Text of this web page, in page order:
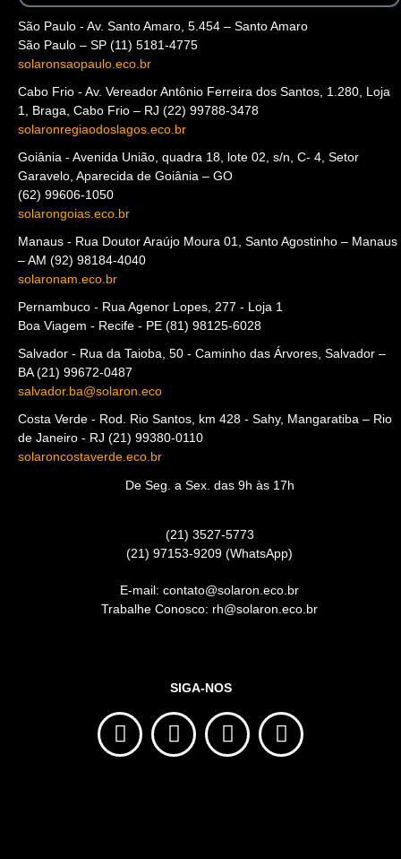
São Paulo - Av. Santo Amaro, 5.454 – Santo Amaro
São Paulo – SP (11) 5181-4775
solaronsaopaulo.eco.br
Cabo Frio - Av. Vereador Antônio Ferreira dos Santos, 1.280, Loja
1, Braga, Cabo Frio – RJ (22) 99788-3478
solaronregiaodoslagos.eco.br
Goiânia - Avenida União, quadra 18, lote 02, s/n, C- 4, Setor
Garavelo, Aparecida de Goiânia – GO
(62) 99606-1050
solarongoias.eco.br
Manaus - Rua Doutor Araújo Moura 01, Santo Agostinho – Manaus
– AM (92) 98184-4040
solaronam.eco.br
Pernambuco - Rua Agenor Lopes, 277 - Loja 1
Boa Viagem - Recife - PE (81) 98125-6028
Salvador - Rua da Taioba, 50 - Caminho das Árvores, Salvador –
BA (21) 99672-0487
salvador.ba@solaron.eco
Costa Verde - Rod. Rio Santos, km 428 - Sahy, Mangaratiba – Rio
de Janeiro - RJ (21) 99380-0110
solaroncostaverde.eco.br
De Seg. a Sex. das 9h às 17h
(21) 3527-5773
(21) 97153-9209 (WhatsApp)
E-mail: contato@solaron.eco.br
Trabalhe Conosco: rh@solaron.eco.br
SIGA-NOS